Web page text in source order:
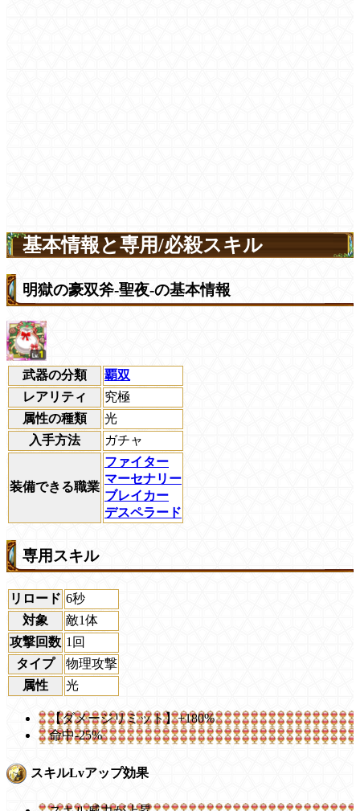
基本情報と専用/必殺スキル
明獄の豪双斧-聖夜-の基本情報
武器の分類
覇双
レアリティ
究極
属性の種類
光
入手方法
ガチャ
装備できる職業
ファイター
マーセナリー
ブレイカー
デスペラード
専用スキル
リロード 6秒
対象
敵1体
攻撃回数 1回
タイプ
物理攻撃
属性
光
【ダメージリミット】+180%
命中-25%
スキルLvアップ効果